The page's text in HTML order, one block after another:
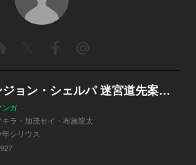
ダンジョン・シェルパ 迷宮道先案内人
ンガ
キラ・加茂セイ・布施龍太
年シリウス